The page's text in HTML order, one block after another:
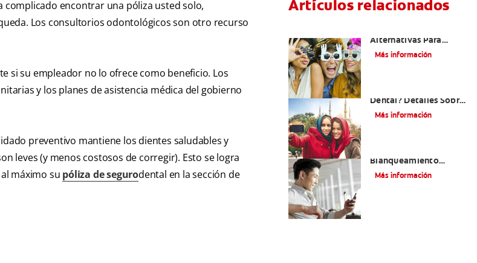
complicado encontrar una póliza usted solo,
Los consultorios odontológicos son otro recurso
si su empleador no lo ofrece como beneficio. Los
y los planes de asistencia médica del gobierno
preventivo mantiene los dientes saludables y
leves (y menos costosos de corregir). Esto se logra
máximo su póliza de segurodental en la sección de
Artículos relacionados
Alternativas Para
Mejorar Mi Sonrisa?
Más información
Dental? Detalles Sobre
Los Métodos Y Los
Más información
Blanqueamiento
Dental Y Carillas
Más información